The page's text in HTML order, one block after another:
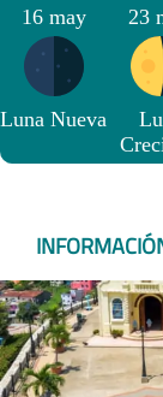
16 may
Luna Nueva
23